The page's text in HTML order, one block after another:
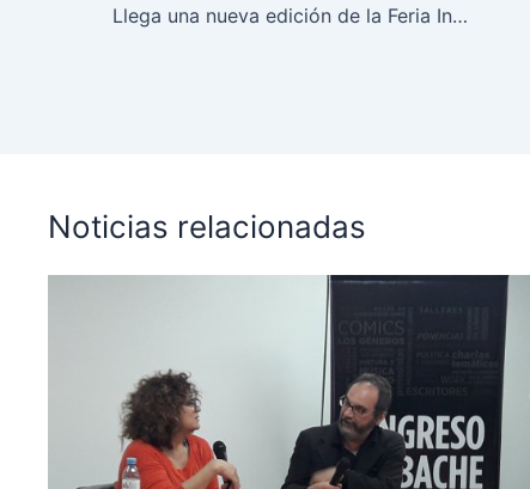
Llega una nueva edición de la Feria Invierno de Editoriales y Cultura Gráfica
Noticias relacionadas